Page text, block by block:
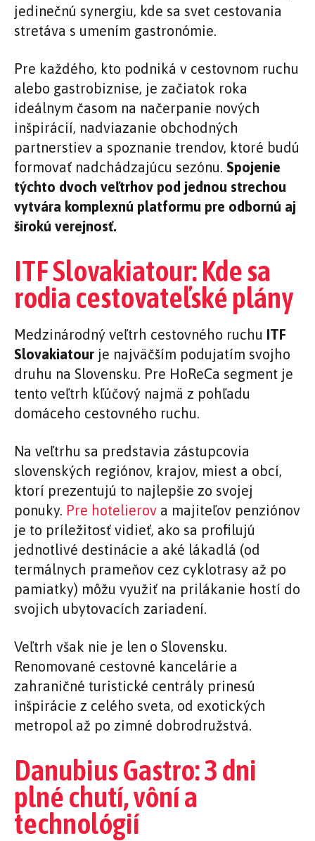
jedinečnú synergiu, kde sa svet cestovania
stretáva s umením gastronómie.
Pre každého, kto podniká v cestovnom ruchu
alebo gastrobiznise, je začiatok roka
ideálnym časom na načerpanie nových
inšpirácií, nadviazanie obchodných
partnerstiev a spoznanie trendov, ktoré budú
formovať nadchádzajúcu sezónu. Spojenie
týchto dvoch veľtrhov pod jednou strechou
vytvára komplexnú platformu pre odbornú aj
širokú verejnosť.
ITF Slovakiatour: Kde sa
rodia cestovateľské plány
Medzinárodný veľtrh cestovného ruchu ITF
Slovakiatour je najväčším podujatím svojho
druhu na Slovensku. Pre HoReCa segment je
tento veľtrh kľúčový najmä z pohľadu
domáceho cestovného ruchu.
Na veľtrhu sa predstavia zástupcovia
slovenských regiónov, krajov, miest a obcí,
ktorí prezentujú to najlepšie zo svojej
ponuky. Pre hotelierov a majiteľov penziónov
je to príležitosť vidieť, ako sa profilujú
jednotlivé destinácie a aké lákadlá (od
termálnych prameňov cez cyklotrasy až po
pamiatky) môžu využiť na prilákanie hostí do
svojich ubytovacích zariadení.
Veľtrh však nie je len o Slovensku.
Renomované cestovné kancelárie a
zahraničné turistické centrály prinesú
inšpirácie z celého sveta, od exotických
metropol až po zimné dobrodružstvá.
Danubius Gastro: 3 dni
plné chutí, vôní a
technológií